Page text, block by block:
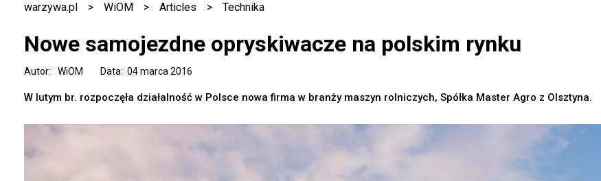
warzywa.pl > WiOM > Articles > Technika
Nowe samojezdne opryskiwacze na polskim rynku
Data: 04 marca 2016
Autor: WiOM
W lutym br. rozpoczęła działalność w Polsce nowa firma w branży maszyn rolniczych, Spółka Master Agro z Olsztyna.